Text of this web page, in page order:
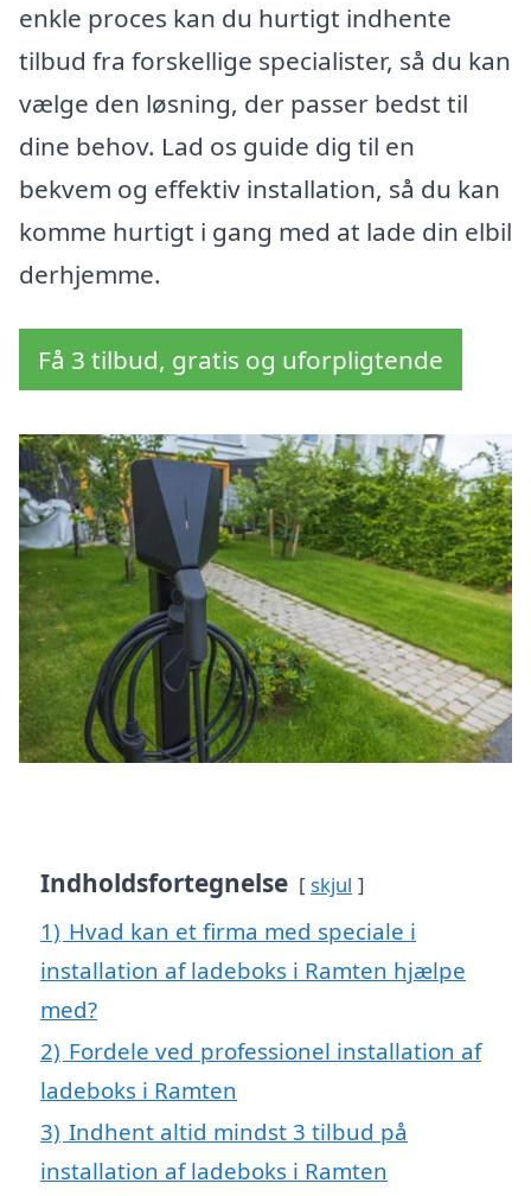
enkle proces kan du hurtigt indhente
tilbud fra forskellige specialister, så du kan
vælge den løsning, der passer bedst til
dine behov. Lad os guide dig til en
bekvem og effektiv installation, så du kan
komme hurtigt i gang med at lade din elbil
derhjemme.
Få 3 tilbud, gratis og uforpligtende
Indholdsfortegnelse skjul
1) Hvad kan et firma med speciale i
installation af ladeboks i Ramten hjælpe
med?
2) Fordele ved professionel installation af
ladeboks i Ramten
3) Indhent altid mindst 3 tilbud på
installation af ladeboks i Ramten